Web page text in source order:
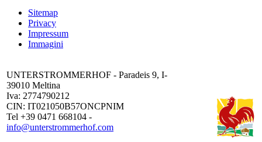
Sitemap
Privacy
Impressum
Immagini
UNTERSTROMMERHOF - Paradeis 9, I-
39010 Meltina
Iva: 2774790212
CIN: IT021050B57ONCPNIM
Tel +39 0471 668104 -
info@unterstrommerhof.com